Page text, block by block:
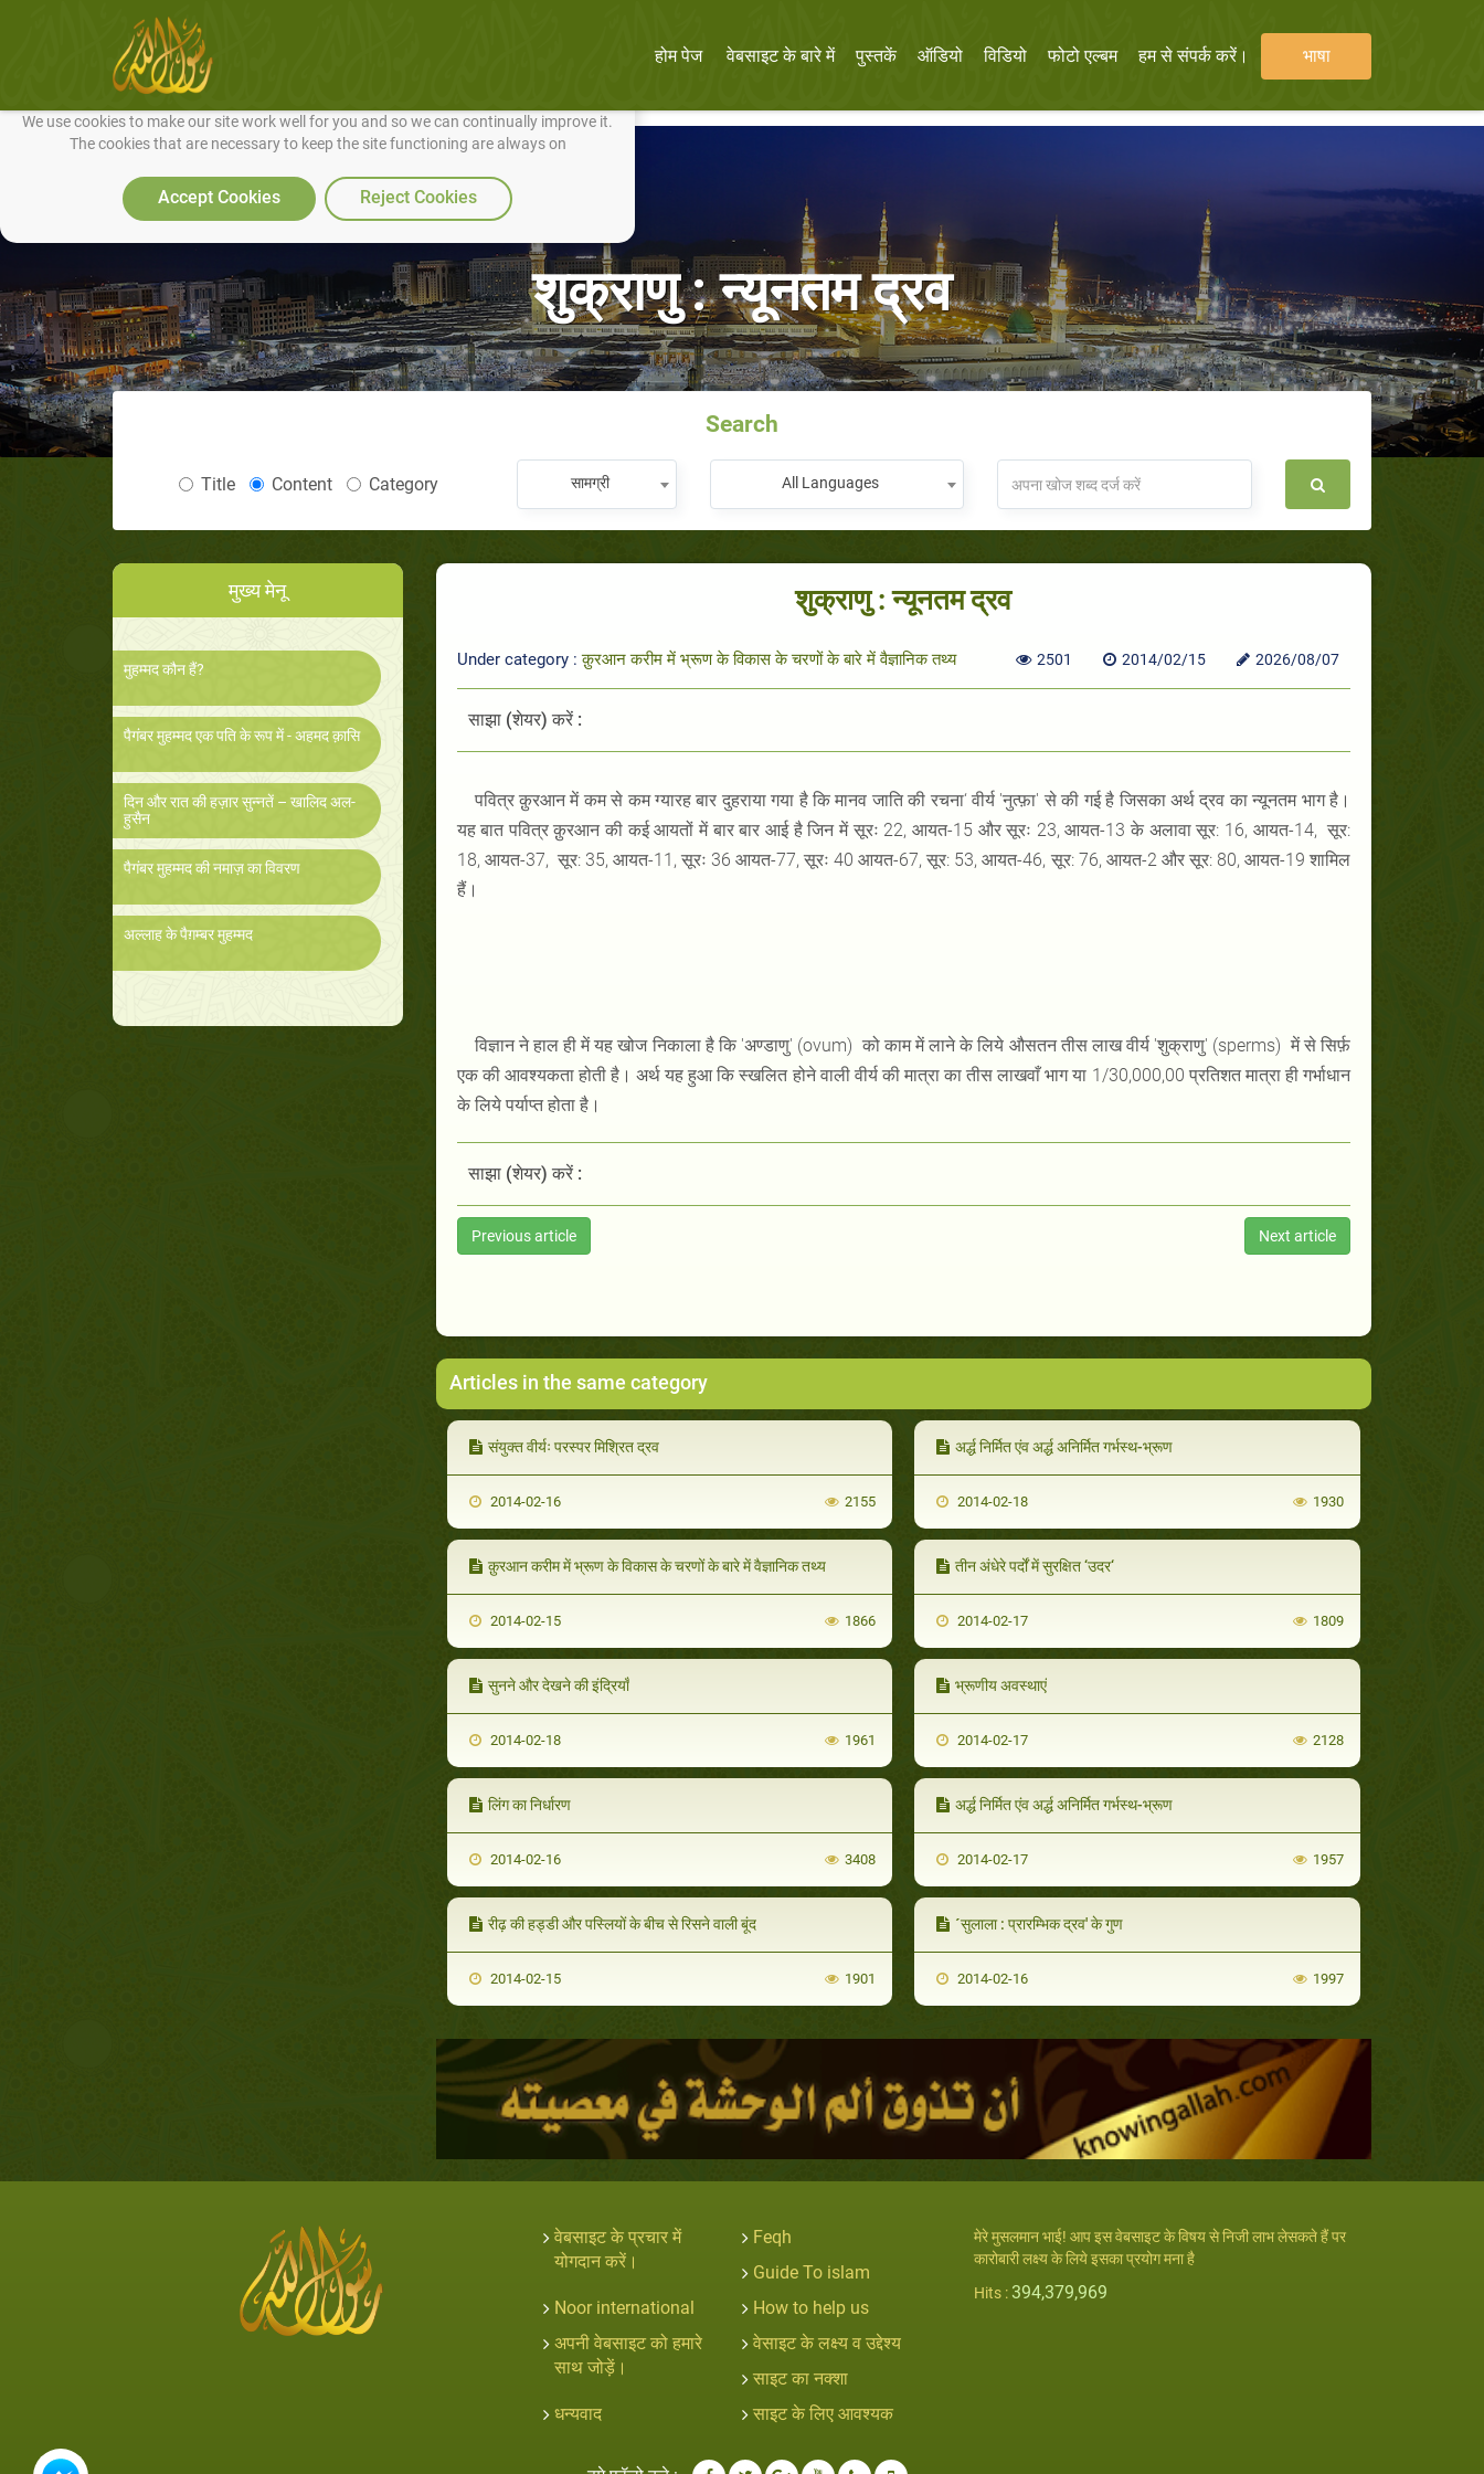
We use cookies to make our site work well for you and so we can continually improve it.
The cookies that are necessary to keep the site functioning are always on
Accept Cookies Reject Cookies
होम पेज वेबसाइट के बारे में पुस्तकें ऑडियो विडियो फोटो एल्बम हम से संपर्क करें। भाषा
शुक्राणु : न्यूनतम द्रव
Search
Title Content Category सामग्री All Languages
मुख्य मेनू
मुहम्मद कौन हैं?
पैगंबर मुहम्मद एक पति के रूप में - अहमद क़ासि
दिन और रात की हज़ार सुन्नतें – खालिद अल-
हुसैन
पैगंबर मुहम्मद की नमाज़ का विवरण
अल्लाह के पैग़म्बर मुहम्मद
शुक्राणु : न्यूनतम द्रव
Under category :क़ुरआन करीम में भ्रूण के विकास के चरणों के बारे में वैज्ञानिक तथ्य 2501 2014/02/15 2026/08/07
साझा (शेयर) करें :
पवित्र क़ुरआन में कम से कम ग्यारह बार दुहराया गया है कि मानव जाति की रचना‘ वीर्य 'नुत्फ़ा' से की गई है जिसका अर्थ द्रव का न्यूनतम भाग है।
यह बात पवित्र क़ुरआन की कई आयतों में बार बार आई है जिन में सूरः 22, आयत-15 और सूरः 23, आयत-13 के अलावा सूर: 16, आयत-14, सूर:
18, आयत-37, सूर: 35, आयत-11, सूरः 36 आयत-77, सूरः 40 आयत-67, सूर: 53, आयत-46, सूर: 76, आयत-2 और सूर: 80, आयत-19 शामिल
हैं।
विज्ञान ने हाल ही में यह खोज निकाला है कि 'अण्डाणु' (ovum) को काम में लाने के लिये औसतन तीस लाख वीर्य 'शुक्राणु' (sperms) में से सिर्फ़
एक की आवश्यकता होती है। अर्थ यह हुआ कि स्खलित होने वाली वीर्य की मात्रा का तीस लाखवाँ भाग या 1/30,000,00 प्रतिशत मात्रा ही गर्भाधान
के लिये पर्याप्त होता है।
साझा (शेयर) करें :
Previous article Next article
Articles in the same category
संयुक्त वीर्यः परस्पर मिश्रित द्रव
2014-02-16 2155
अर्द्ध निर्मित एंव अर्द्ध अनिर्मित गर्भस्थ-भ्रूण
2014-02-18 1930
क़ुरआन करीम में भ्रूण के विकास के चरणों के बारे में वैज्ञानिक तथ्य
2014-02-15 1866
तीन अंधेरे पर्दों में सुरक्षित ‘उदर‘
2014-02-17 1809
सुनने और देखने की इंद्रियाँ
2014-02-18 1961
भ्रूणीय अवस्थाएं
2014-02-17 2128
लिंग का निर्धारण
2014-02-16 3408
अर्द्ध निर्मित एंव अर्द्ध अनिर्मित गर्भस्थ-भ्रूण
2014-02-17 1957
रीढ़ की हड्डी और पस्लियों के बीच से रिसने वाली बूंद
2014-02-15 1901
´सुलाला : प्रारम्भिक द्रव' के गुण
2014-02-16 1997
वेबसाइट के प्रचार में
योगदान करें।
Feqh
Guide To islam
Noor international
How to help us
अपनी वेबसाइट को हमारे
साथ जोड़ें।
वेसाइट के लक्ष्य व उद्देश्य
साइट का नक्शा
धन्यवाद
साइट के लिए आवश्यक
मेरे मुसलमान भाई! आप इस वेबसाइट के विषय से निजी लाभ लेसकते हैं पर
कारोबारी लक्ष्य के लिये इसका प्रयोग मना है
Hits : 394,379,969